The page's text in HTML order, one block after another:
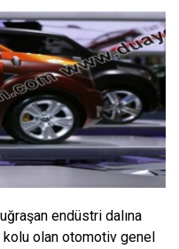
endüstri dalına
kolu olan otomotiv genel